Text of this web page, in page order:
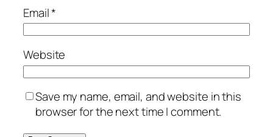
Email*
Website
Save my name, email, and website in this
browser for the next time I comment.